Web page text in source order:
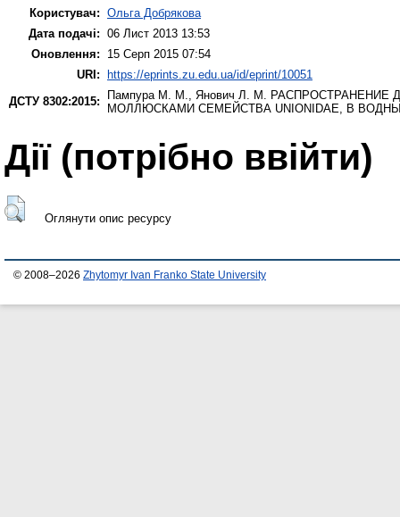
Користувач: Ольга Добрякова
Дата подачі: 06 Лист 2013 13:53
Оновлення:
15 Серп 2015 07:54
URI: https://eprints.zu.edu.ua/id/eprint/10051
ДСТУ 8302:2015:
Пампура М. М. Янович Л. М.
РАСПРОСТРАНЕНИЕ
МОЛЛЮСКАМИ СЕМЕЙСТВА UNIONIDAE, В
Дії ​​(потрібно ввійти)
Оглянути опис ресурсу
© 2008–2026 Zhytomyr Ivan Franko State University